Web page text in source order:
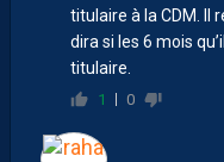
titulaire à la CDM. Il
dira si les 6 mois
titulaire.
1 0